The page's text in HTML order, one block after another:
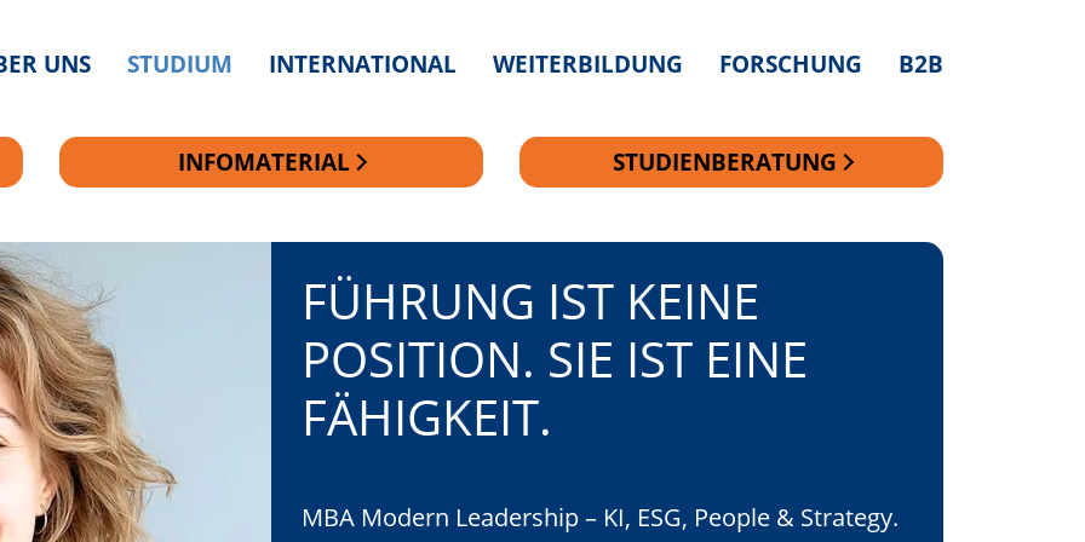
UNS STUDIUM INTERNATIONAL WEITERBILDUNG FORSCHUNG B2B
INFOMATERIAL STUDIENBERATUNG
FÜHRUNG IST KEINE
POSITION. SIE IST EINE
FÄHIGKEIT.
MBA Modern Leadership – KI, ESG, People & Strategy.
FÜHRUNG IST KEINE
POSITION. SIE IST EINE
FÄHIGKEIT.
MBA Modern Leadership – KI, ESG, People & Strategy.